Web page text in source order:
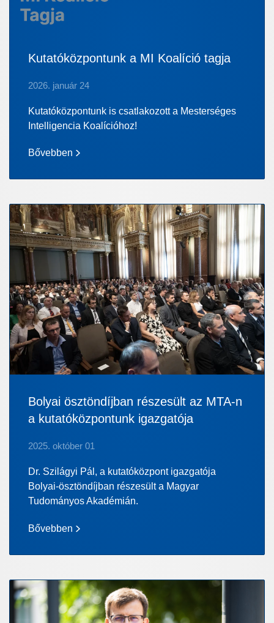
Kutatóközpontunk a MI Koalíció tagja
2026. január 24
Kutatóközpontunk is csatlakozott a Mesterséges
Intelligencia Koalícióhoz!
Bővebben
Bolyai ösztöndíjban részesült az MTA-n
a kutatóközpontunk igazgatója
2025. október 01
Dr. Szilágyi Pál, a kutatóközpont igazgatója
Bolyai-ösztöndíjban részesült a Magyar
Tudományos Akadémián.
Bővebben